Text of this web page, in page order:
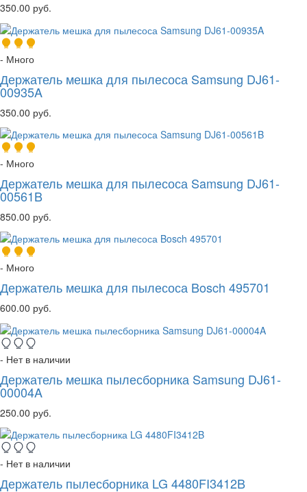
350.00 руб.
- Много
Держатель мешка для пылесоса Samsung DJ61-
00935A
350.00 руб.
- Много
Держатель мешка для пылесоса Samsung DJ61-
00561B
850.00 руб.
- Много
Держатель мешка для пылесоса Bosch 495701
600.00 руб.
- Нет в наличии
Держатель мешка пылесборника Samsung DJ61-
00004A
250.00 руб.
- Нет в наличии
Держатель пылесборника LG 4480FI3412B